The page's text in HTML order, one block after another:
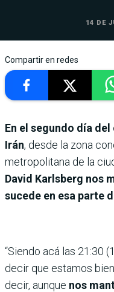
14 DE
Compartir en redes
En el segundo día
Irán, desde la zona
metropolitana de la
David Karlsberg nos
sucede en esa parte
“Siendo acá las 21:30
decir que estamos
decir, aunque nos